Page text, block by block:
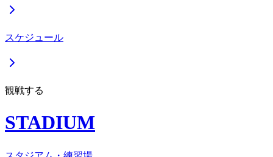
スケジュール
観戦する
STADIUM